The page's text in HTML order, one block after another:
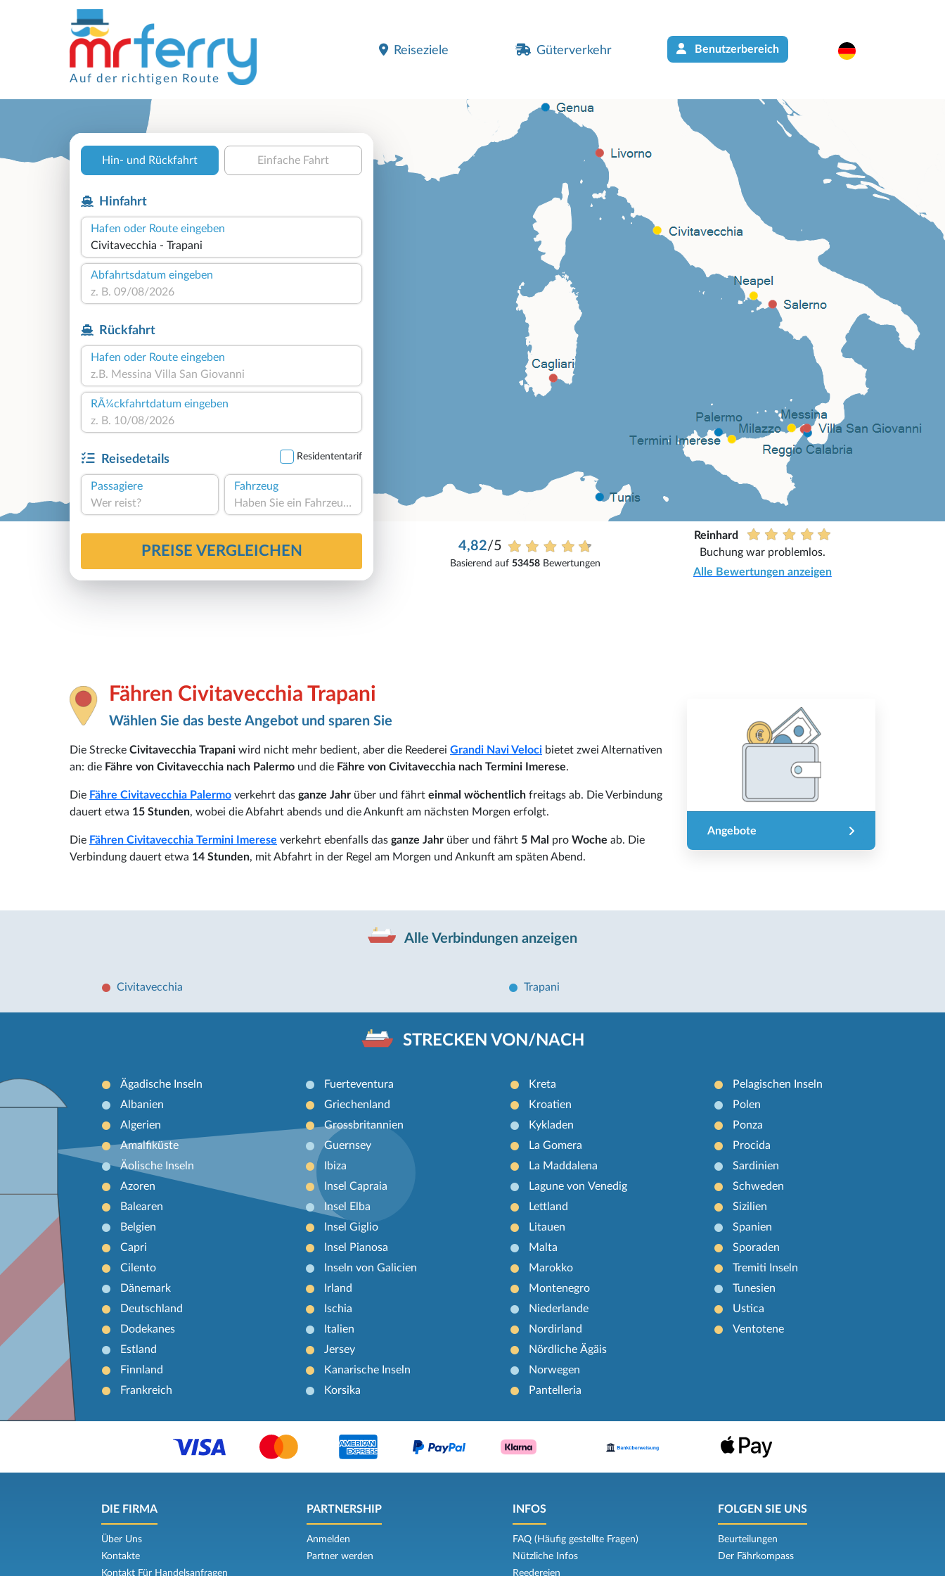
Auf der richtigen Route
Reiseziele Güterverkehr Benutzerbereich
Hin- und Rückfahrt Einfache Fahrt
Hinfahrt
Hafen oder Route eingeben
Abfahrtsdatum eingeben
Rückfahrt
Hafen oder Route eingeben
RÃ¼ckfahrtdatum eingeben
Reisedetails Residententarif
Passagiere
Wer reist?
Fahrzeug
Haben Sie ein Fahrzeug?
PREISE VERGLEICHEN 4,82/5
Basierend auf53458 Bewertungen
Reinhard
Buchung war problemlos.
Alle Bewertungen anzeigen
Fähren Civitavecchia Trapani
Wählen Sie das beste Angebot und sparen Sie
Die Strecke Civitavecchia Trapani wird nicht mehr bedient, aber die Reederei Grandi Navi Veloci bietet zwei Alternativen
an: die Fähre von Civitavecchia nach Palermo und die Fähre von Civitavecchia nach Termini Imerese.
Die Fähre Civitavecchia Palermo verkehrt das ganze Jahr über und fährt einmal wöchentlich freitags ab. Die Verbindung
dauert etwa 15 Stunden, wobei die Abfahrt abends und die Ankunft am nächsten Morgen erfolgt.
Die Fähren Civitavecchia Termini Imerese verkehrt ebenfalls das ganze Jahr über und fährt 5 Mal pro Woche ab. Die
Verbindung dauert etwa 14 Stunden, mit Abfahrt in der Regel am Morgen und Ankunft am späten Abend.
Angebote
Alle Verbindungen anzeigen
Civitavecchia Trapani
STRECKEN VON/NACH
Ägadische Inseln
Albanien
Algerien
Amalfiküste
Äolische Inseln
Azoren
Balearen
Belgien
Capri
Cilento
Dänemark
Deutschland
Dodekanes
Estland
Finnland
Frankreich
Fuerteventura
Griechenland
Grossbritannien
Guernsey
Ibiza
Insel Capraia
Insel Elba
Insel Giglio
Insel Pianosa
Inseln von Galicien
Irland
Ischia
Italien
Jersey
Kanarische Inseln
Korsika
Kreta
Kroatien
Kykladen
La Gomera
La Maddalena
Lagune von Venedig
Lettland
Litauen
Malta
Marokko
Montenegro
Niederlande
Nordirland
Nördliche Ägäis
Norwegen
Pantelleria
Pelagischen Inseln
Polen
Ponza
Procida
Sardinien
Schweden
Sizilien
Spanien
Sporaden
Tremiti Inseln
Tunesien
Ustica
Ventotene
DIE FIRMA
Über Uns
Kontakte
Kontakt Für Handelsanfragen
PARTNERSHIP
Anmelden
Partner werden
INFOS
FAQ (Häufig gestellte Fragen)
Nützliche Infos
Reedereien
FOLGEN SIE UNS
Beurteilungen
Der Fährkompass